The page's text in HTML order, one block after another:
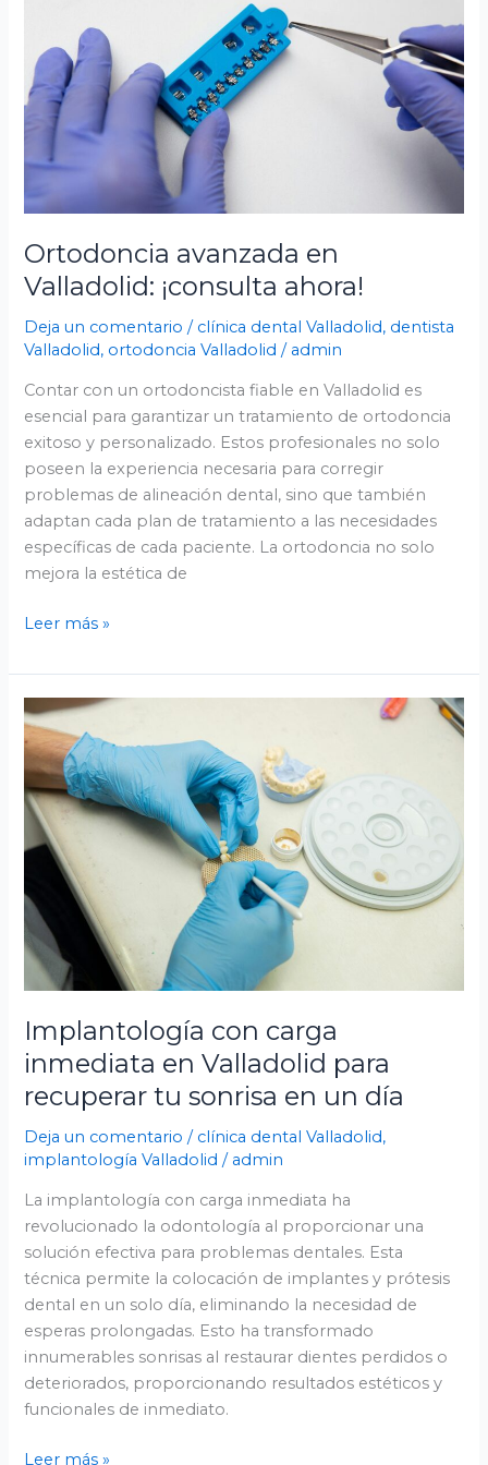
Ortodoncia avanzada en
Valladolid: ¡consulta ahora!
Deja un comentario / clínica dental Valladolid, dentista
Valladolid, ortodoncia Valladolid / admin
Contar con un ortodoncista fiable en Valladolid es
esencial para garantizar un tratamiento de ortodoncia
exitoso y personalizado. Estos profesionales no solo
poseen la experiencia necesaria para corregir
problemas de alineación dental, sino que también
adaptan cada plan de tratamiento a las necesidades
específicas de cada paciente. La ortodoncia no solo
mejora la estética de
¡consulta
ahora!
Leer más »
Implantología con carga
inmediata en Valladolid para
recuperar tu sonrisa en un día
Deja un comentario / clínica dental Valladolid,
implantología Valladolid / admin
La implantología con carga inmediata ha
revolucionado la odontología al proporcionar una
solución efectiva para problemas dentales. Esta
técnica permite la colocación de implantes y prótesis
dental en un solo día, eliminando la necesidad de
esperas prolongadas. Esto ha transformado
innumerables sonrisas al restaurar dientes perdidos o
deteriorados, proporcionando resultados estéticos y
funcionales de inmediato.
Implantología
con
carga
inmediata
en
Valladolid
para
recuperar
tu
sonrisa
en
día
Leer más »